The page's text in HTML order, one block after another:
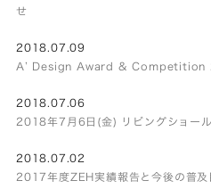
せ
2018.07.09
A’ Design Award & Competition
2018.07.06
2018年7月6日(金) リビングショー
2018.07.02
2017年度ZEH実績報告と今後の普及